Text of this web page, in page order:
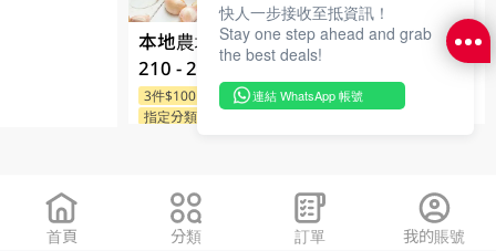
本地農場新鮮唐排
210 - 250GM 1PK
3件$100
指定分類85折
DIAMANTINA 無
激素添加 澳洲冰
鮮100日穀飼安格
首頁 分類 訂單 我的賬號
快人一步接收至抵資訊！
Stay one step ahead and grab
the best deals!
連結 WhatsApp 帳號